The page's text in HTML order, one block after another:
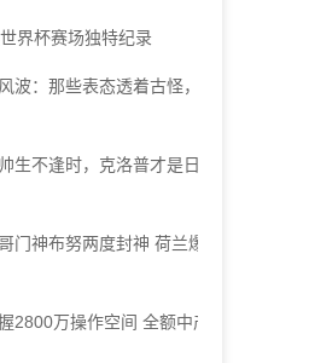
界杯赛场独特纪录
波：那些表态透着古怪，马
生不逢时，克洛普才是日耳
门神布努两度封神 荷兰爆冷
2800万操作空间 全额中产